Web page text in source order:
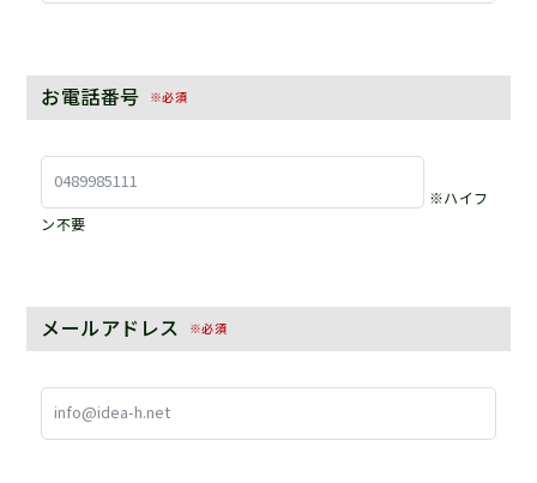
お電話番号 ※必須
※ハイフ
ン不要
メールアドレス ※必須